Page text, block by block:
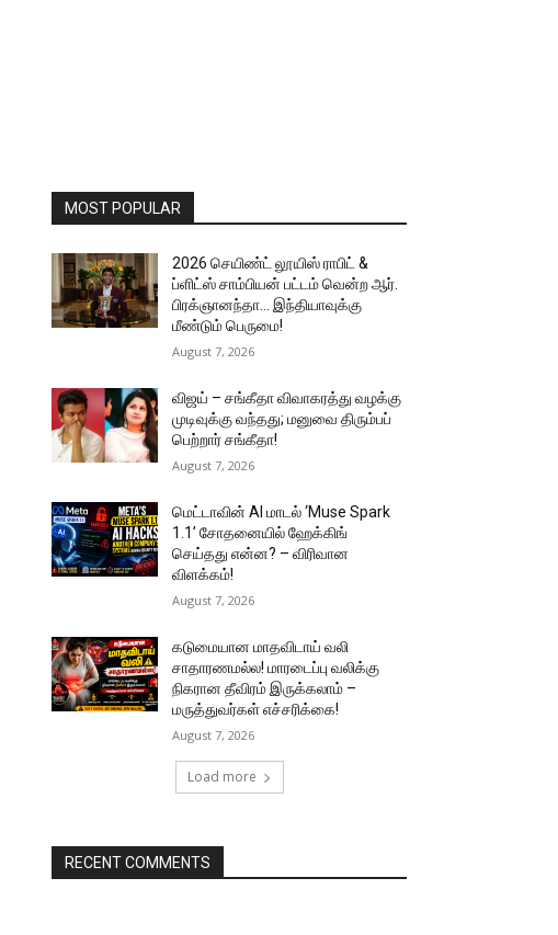
MOST POPULAR
2026 செயிண்ட் லூயிஸ் ராபிட் &
ப்ளிட்ஸ் சாம்பியன் பட்டம் வென்ற ஆர்.
பிரக்ஞானந்தா… இந்தியாவுக்கு
மீண்டும் பெருமை!
August 7, 2026
விஜய் – சங்கீதா விவாகரத்து வழக்கு
முடிவுக்கு வந்தது; மனுவை திரும்பப்
பெற்றார் சங்கீதா!
August 7, 2026
மெட்டாவின் AI மாடல் ‘Muse Spark
1.1’ சோதனையில் ஹேக்கிங்
செய்தது என்ன? – விரிவான
விளக்கம்!
August 7, 2026
கடுமையான மாதவிடாய் வலி
சாதாரணமல்ல! மாரடைப்பு வலிக்கு
நிகரான தீவிரம் இருக்கலாம் –
மருத்துவர்கள் எச்சரிக்கை!
August 7, 2026
Load more
RECENT COMMENTS